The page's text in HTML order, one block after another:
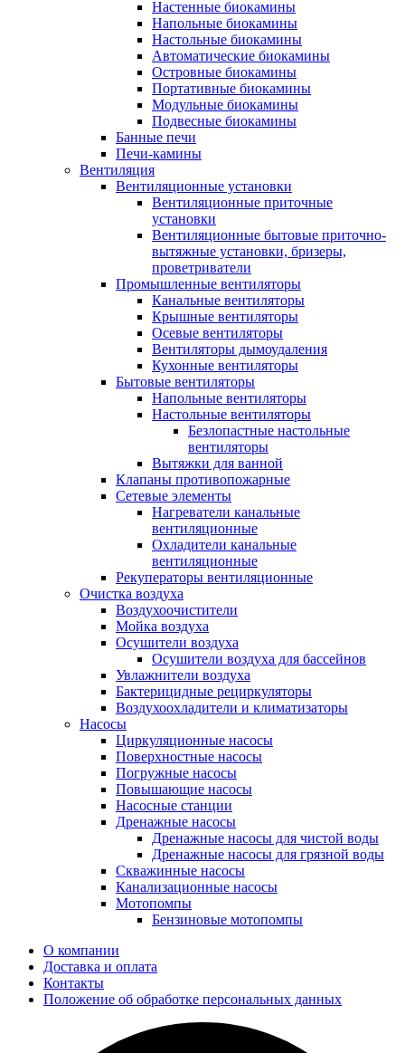
Настенные биокамины
Напольные биокамины
Настольные биокамины
Автоматические биокамины
Островные биокамины
Портативные биокамины
Модульные биокамины
Подвесные биокамины
Банные печи
Печи-камины
Вентиляция
Вентиляционные установки
Вентиляционные приточные
установки
Вентиляционные бытовые приточно-
вытяжные установки, бризеры,
проветриватели
Промышленные вентиляторы
Канальные вентиляторы
Крышные вентиляторы
Осевые вентиляторы
Вентиляторы дымоудаления
Кухонные вентиляторы
Бытовые вентиляторы
Напольные вентиляторы
Настольные вентиляторы
Безлопастные настольные
вентиляторы
Вытяжки для ванной
Клапаны противопожарные
Сетевые элементы
Нагреватели канальные
вентиляционные
Охладители канальные
вентиляционные
Рекуператоры вентиляционные
Очистка воздуха
Воздухоочистители
Мойка воздуха
Осушители воздуха
Осушители воздуха для бассейнов
Увлажнители воздуха
Бактерицидные рециркуляторы
Воздухоохладители и климатизаторы
Насосы
Циркуляционные насосы
Поверхностные насосы
Погружные насосы
Повышающие насосы
Насосные станции
Дренажные насосы
Дренажные насосы для чистой воды
Дренажные насосы для грязной воды
Скважинные насосы
Канализационные насосы
Мотопомпы
Бензиновые мотопомпы
О компании
Доставка и оплата
Контакты
Положение об обработке персональных данных